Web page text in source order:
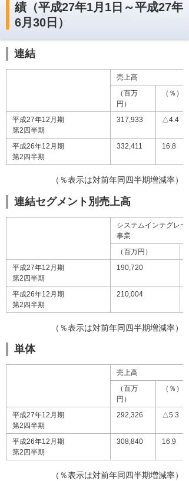
績（平成27年1月1日～平成27年
6月30日）
連結
売上高
（百万
円）
（％）
平成27年12月期
第2四半期
317,933 △4.4
平成26年12月期
第2四半期
332,411 16.8
（％表示は対前年同四半期増減率）
連結セグメント別売上高
システムインテグレー
事業
（百万円）
平成27年12月期
第2四半期
190,720
平成26年12月期
第2四半期
210,004
（％表示は対前年同四半期増減率）
単体
売上高
（百万
円）
（％）
平成27年12月期
第2四半期
292,326 △5.3
平成26年12月期
第2四半期
308,840 16.9
（％表示は対前年同四半期増減率）